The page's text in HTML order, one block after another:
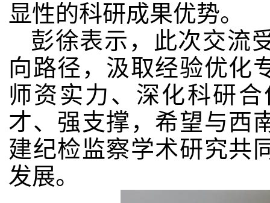
显性的科研成果优势。
彭徐表示，此次交流
向路径，汲取经验优化
师资实力、深化科研
才、强支撑，希望与西
建纪检监察学术研究共
发展。